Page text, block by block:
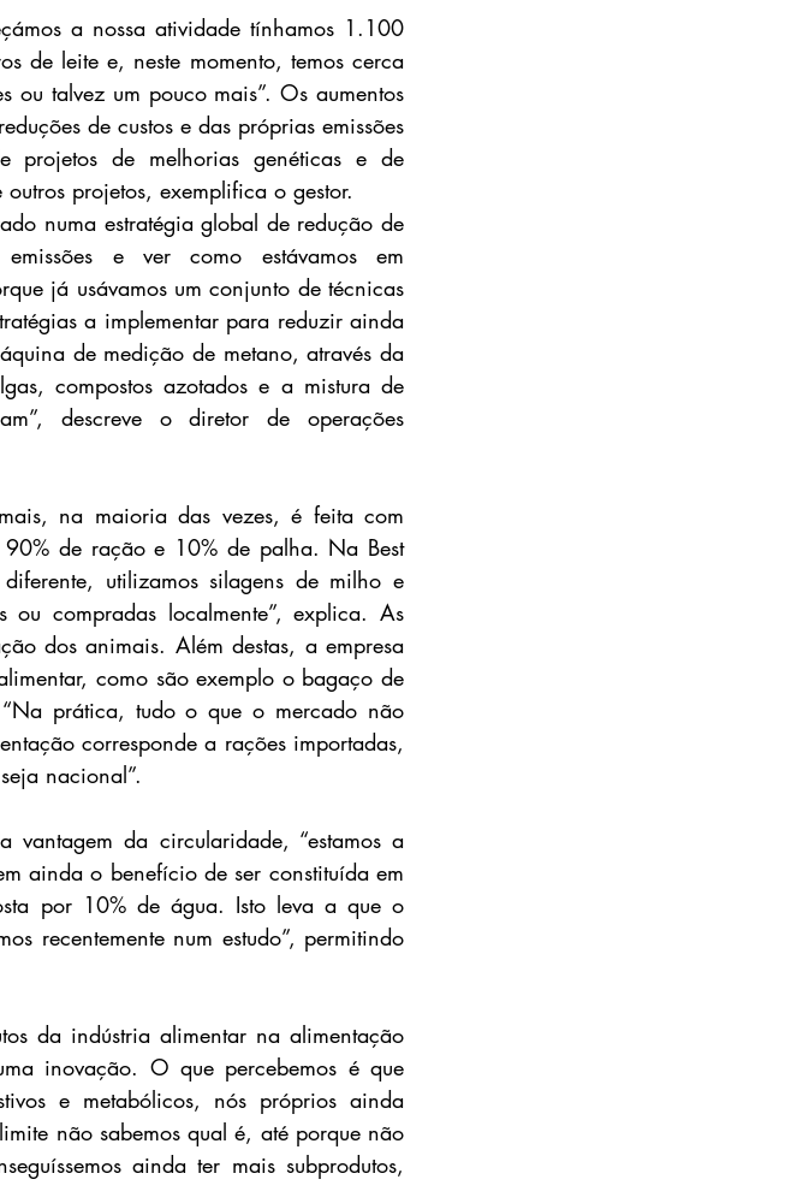
a nossa atividade tínhamos 1.100
de leite e, neste momento, temos cerca
ou talvez um pouco mais”. Os aumentos
de custos e das próprias emissões
projetos de melhorias genéticas e de
projetos, exemplifica o gestor.
numa estratégia global de redução de
e ver como estávamos em
já usávamos um conjunto de técnicas
a implementar para reduzir ainda
de medição de metano, através da
compostos azotados e a mistura de
descreve o diretor de operações
na maioria das vezes, é feita com
90% de ração e 10% de palha. Na Best
utilizamos silagens de milho e
ou compradas localmente”, explica. As
dos animais. Além destas, a empresa
como são exemplo o bagaço de
prática, tudo o que o mercado não
corresponde a rações importadas,
nacional”.
da circularidade, “estamos a
ainda o benefício de ser constituída em
por 10% de água. Isto leva a que o
recentemente num estudo”, permitindo
da indústria alimentar na alimentação
inovação. O que percebemos é que
e metabólicos, nós próprios ainda
não sabemos qual é, até porque não
ainda ter mais subprodutos,